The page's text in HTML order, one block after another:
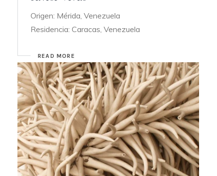
Origen: Mérida, Venezuela
Residencia: Caracas, Venezuela
READ MORE